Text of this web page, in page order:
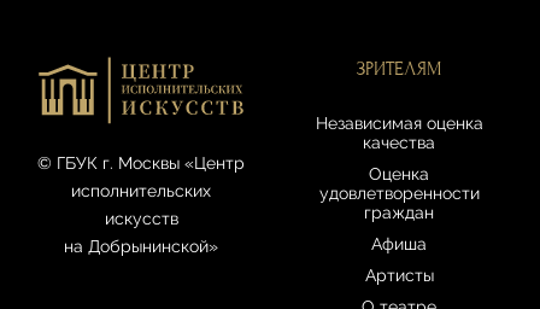
© ГБУК г. Москвы «Центр
исполнительских
искусств
на Добрынинской»
ЗРИТЕЛЯМ
Независимая оценка
качества
Оценка
удовлетворенности
граждан
Афиша
Артисты